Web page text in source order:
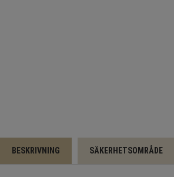
BESKRIVNING SÄKERHETSOMRÅDE